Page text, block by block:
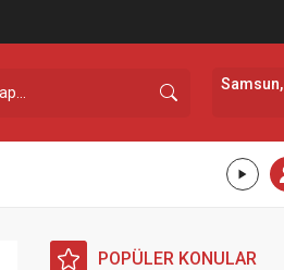
Samsun,
POPÜLER KONULAR